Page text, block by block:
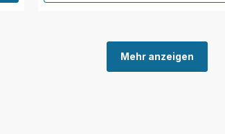
Mehr anzeigen